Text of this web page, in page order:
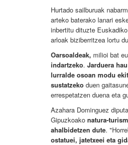
Hurtado sailburuak
arteko baterako lanari
inbertitu dituzte
arloak biziberritzea lortu
Oarsoaldeak, milioi bat
indartzeko. Jarduera
lurralde osoan modu
sustatzeko duen
errespetatzen duena eta
Azahara Dominguez
Gipuzkoako natura-
ahalbidetzen dute.
ostatuei, jatetxeei eta